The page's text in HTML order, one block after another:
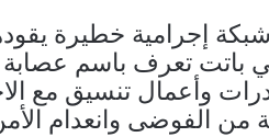
إجرامية خطيرة
باتت تعرف باسم عصابة
وأعمال تنسيق مع
من الفوضى وانعدام